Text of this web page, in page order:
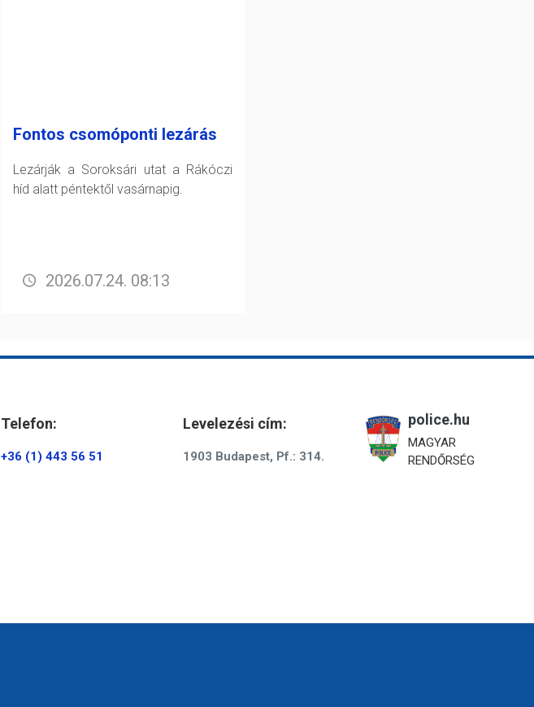
Fontos csomóponti lezárás
Lezárják a Soroksári utat a Rákóczi
híd alatt péntektől vasárnapig.
2026.07.24. 08:13
Telefon:
+36 (1) 443 56 51
Levelezési cím:
1903 Budapest, Pf.: 314.
police.hu
MAGYAR
RENDŐRSÉG